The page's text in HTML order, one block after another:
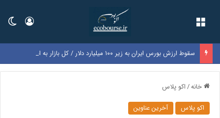
ورود
خانه/اکو پلاس
اکو پلاس آخرین عناوین